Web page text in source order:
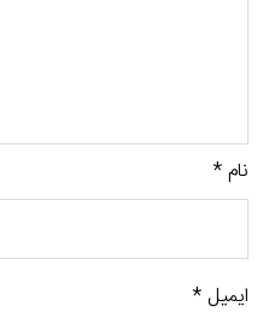
نام*
ایمیل*